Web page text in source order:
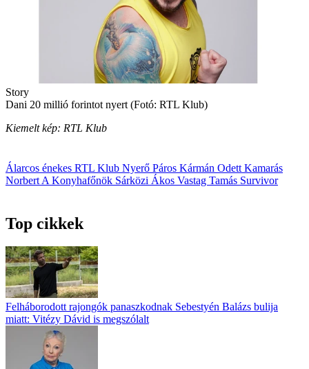
Story
Dani 20 millió forintot nyert (Fotó: RTL Klub)
Kiemelt kép: RTL Klub
Álarcos énekes RTL Klub Nyerő Páros Kármán Odett Kamarás
Norbert A Konyhafőnök Sárközi Ákos Vastag Tamás Survivor
Top cikkek
Felháborodott rajongók panaszkodnak Sebestyén Balázs bulija
miatt: Vitézy Dávid is megszólalt